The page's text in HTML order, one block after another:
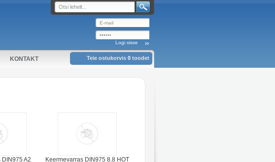
KONTAKT Teie ostukorvis 0 toodet
DIN975 A2 Keermevarras DIN975 8.8 HOT